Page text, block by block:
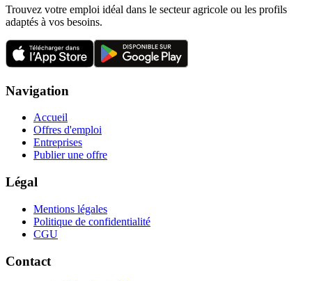
Trouvez votre emploi idéal dans le secteur agricole ou les profils
adaptés à vos besoins.
Navigation
Accueil
Offres d'emploi
Entreprises
Publier une offre
Légal
Mentions légales
Politique de confidentialité
CGU
Contact